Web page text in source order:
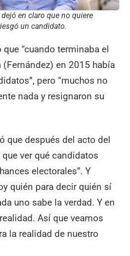
en claro que no quiere
un candidato.
“cuando terminaba el
en 2015 había
pero “muchos no
nada y resignaron su
que después del acto del
ver qué candidatos
electorales”. Y
quién para decir quién sí
uno sabe la verdad. Y en
Así que veamos
la realidad de nuestro